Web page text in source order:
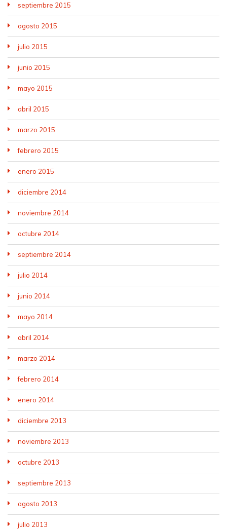
septiembre 2015
agosto 2015
julio 2015
junio 2015
mayo 2015
abril 2015
marzo 2015
febrero 2015
enero 2015
diciembre 2014
noviembre 2014
octubre 2014
septiembre 2014
julio 2014
junio 2014
mayo 2014
abril 2014
marzo 2014
febrero 2014
enero 2014
diciembre 2013
noviembre 2013
octubre 2013
septiembre 2013
agosto 2013
julio 2013